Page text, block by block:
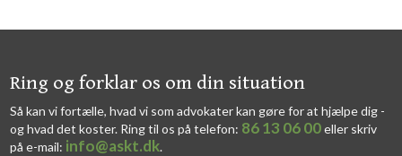
​​Ring og forklar os om din situation
Så kan vi fortælle, hvad vi som advokater kan gøre for at hjælpe dig -
og hvad det koster. Ring til os på telefon: 86 13 06 00eller skriv
på e-mail: info@askt.dk​.​